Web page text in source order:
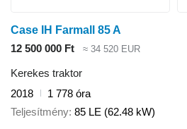
Case IH Farmall 85 A
12 500 000 Ft
≈ 34 520 EUR
Kerekes traktor
2018
1 778 óra
Teljesítmény 85 LE (62.48 kW)